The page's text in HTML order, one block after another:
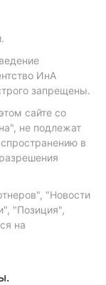
ИнА
запрещены.
сайте со
не подлежат
в
"Новости
"Позиция",
на